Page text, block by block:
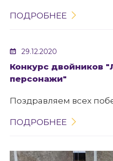
ПОДРОБНЕЕ
29.12.2020
Конкурс двойников
персонажи"
Поздравляем всех
ПОДРОБНЕЕ